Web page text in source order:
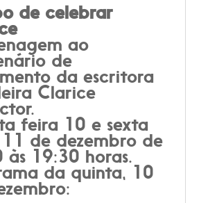
de celebrar
ao
de
da escritora
Clarice
feira 10 e sexta
de dezembro de
às 19:30 horas.
da quinta, 10